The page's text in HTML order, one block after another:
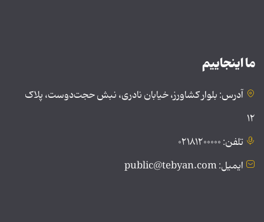
ما اینجاییم
آدرس: بلوار کشاورز، خیابان نادری، نبش حجت‌دوست، پلاک
۱۲
تلفن: ۰۲۱۸۱۲۰۰۰۰۰
ایمیل: public@tebyan.com